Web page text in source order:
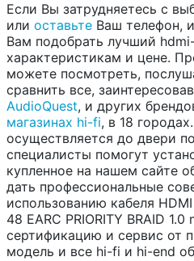
Если Вы затрудняетесь с
или оставьте Ваш телефон,
Вам подобрать лучший
характеристикам и цене.
можете посмотреть,
сравнить все,
AudioQuest, и других
магазинах hi-fi, в 18
осуществляется до двери
специалисты помогут
купленное на нашем сайте
дать профессиональные
использованию кабеля
48 EARC PRIORITY BRAID
сертификацию и сервис от
модель и все hi-fi и hi-end